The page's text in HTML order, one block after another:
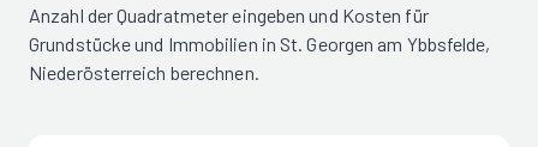
Anzahl der Quadratmeter eingeben und Kosten für
Grundstücke und Immobilien in St. Georgen am Ybbsfelde,
Niederösterreich berechnen.